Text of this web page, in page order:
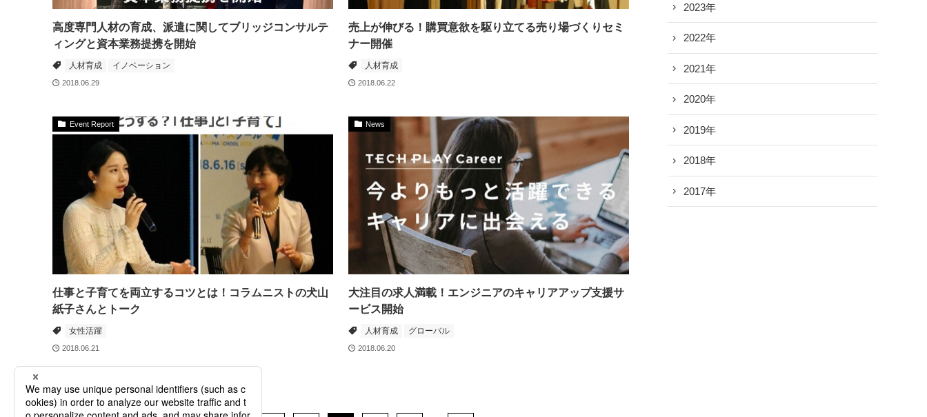
高度専門人材の育成、派遣に関してブリッジコンサルテ
ィングと資本業務提携を開始
人材育成 イノベーション
2018.06.29
売上が伸びる！購買意欲を駆り立てる売り場づくりセミ
ナー開催
人材育成
2018.06.22
Event Report
仕事と子育てを両立するコツとは！コラムニストの犬山
紙子さんとトーク
女性活躍
2018.06.21
News
大注目の求人満載！エンジニアのキャリアアップ支援サ
ービス開始
人材育成 グローバル
2018.06.20
2023年
2022年
2021年
2020年
2019年
2018年
2017年